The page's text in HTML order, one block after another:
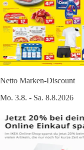
Netto Marken-Discount
Mo. 3.8. - Sa. 8.8.2026